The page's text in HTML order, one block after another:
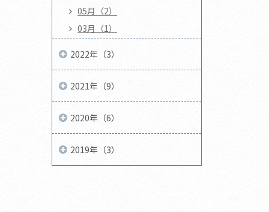
05月（2）
03月（1）
2022年（3）
2021年（9）
2020年（6）
2019年（3）